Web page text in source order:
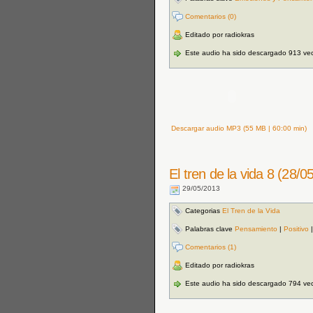
Comentarios (0)
Editado por radiokras
Este audio ha sido descargado 913
Descargar audio MP3 (55 MB | 60:00 min)
El tren de la vida 8 (28/
29/05/2013
Categorias El Tren de la Vida
Palabras clave Pensamiento | Positivo |
Comentarios (1)
Editado por radiokras
Este audio ha sido descargado 794